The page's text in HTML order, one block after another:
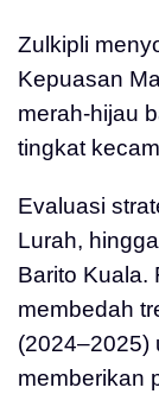
Zulkipli
Kepuasan
merah-hijau
tingkat
Evaluasi
Lurah,
Barito Kuala.
membedah
(2024–2025)
memberikan